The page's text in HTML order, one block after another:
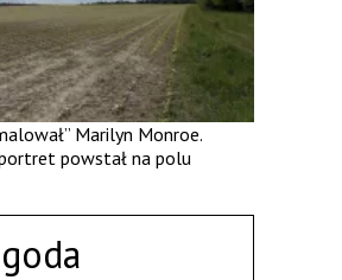
Marilyn Monroe.
powstał na polu